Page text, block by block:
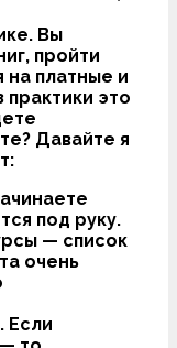
Вы
пройти
на платные и
это
Давайте я
под руку.
— список
очень
Если